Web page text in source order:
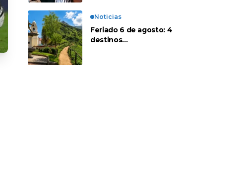
Noticias
Feriado 6 de agosto: 4
destinos